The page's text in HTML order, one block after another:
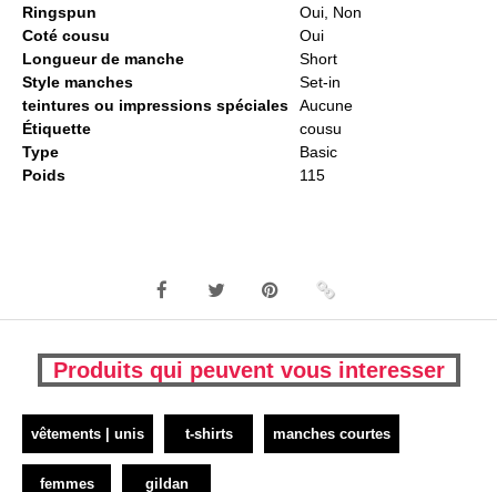
Ringspun
Oui, Non
Coté cousu
Oui
Longueur de manche
Short
Style manches
Set-in
teintures ou impressions spéciales
Aucune
Étiquette
cousu
Type
Basic
Poids
115
Produits qui peuvent vous interesser
vêtements | unis t-shirts manches courtes
femmes gildan